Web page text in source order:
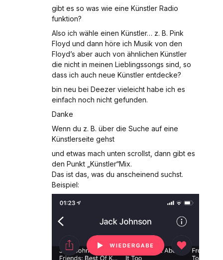
gibt es so was wie eine Künstler Radio
funktion?
Also ich wähle einen Künstler… z. B. Pink
Floyd und dann höre ich Musik von den
Floyd’s aber auch von ähnlichen Künstler
die nicht in meinen Lieblingssongs sind, so
dass ich auch neue Künstler entdecke?
bin neu bei Deezer vieleicht habe ich es
einfach noch nicht gefunden.
Danke
Wenn du z. B. über die Suche auf eine
Künstlerseite gehst
und etwas mach unten scrollst, dann gibt es
den Punkt „Künstler“Mix.
Das ist das, was du anscheinend suchst.
Beispiel: